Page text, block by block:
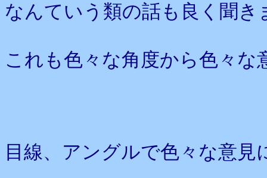
なんていう類の話も良く聞き
これも色々な角度から色々な
目線、アングルで色々な意